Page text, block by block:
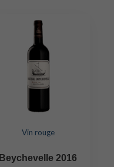
Vin rouge
Beychevelle 2016